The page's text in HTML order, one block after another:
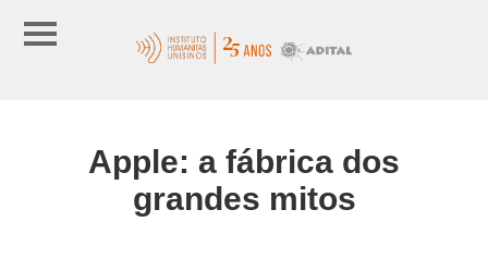
Apple: a fábrica dos
grandes mitos